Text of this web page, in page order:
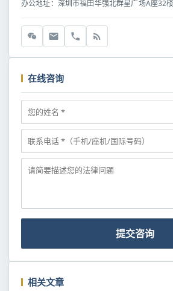
办公地址：深圳市福田华强北群星广场A座32
在线咨询
提交咨询
相关文章